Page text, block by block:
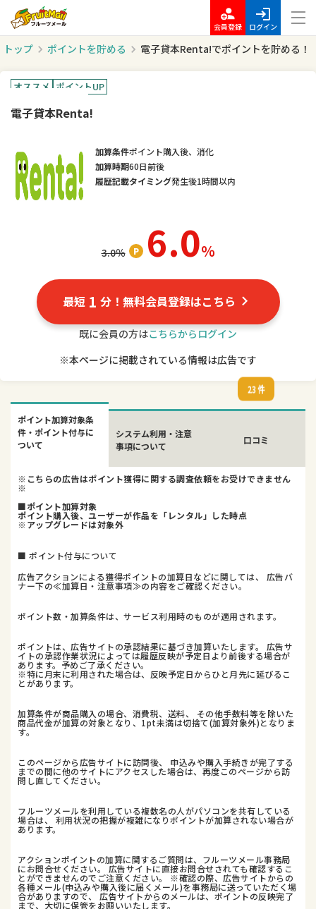
会員登録 ログイン
トップ ポイントを貯める 電子貸本Renta!でポイントを貯める！
オススメ ポイントUP
電子貸本Renta!
3.0％ 6.0％
加算条件ポイント購入後、消化
加算時期60日前後
履歴記載タイミング発生後1時間以内
最短 1 分！無料会員登録はこちら
既に会員の方はこちらからログイン
※本ページに掲載されている情報は広告です
ポイント加算対象条
件・ポイント付与に
ついて
システム利用・注意
事項について
口コミ
23 件
※こちらの広告はポイント獲得に関する調査依頼をお受けできません
※
■ポイント加算対象
ポイント購入後、ユーザーが作品を「レンタル」した時点
※アップグレードは対象外
■ ポイント付与について
広告アクションによる獲得ポイントの加算日などに関しては、 広告バ
ナー下の≪加算日・注意事項≫の内容をご確認ください。
ポイント数・加算条件は、サービス利用時のものが適用されます。
ポイントは、広告サイトの承認結果に基づき加算いたします。 広告サ
イトの承認作業状況によっては履歴反映が予定日より前後する場合が
あります。予めご了承ください。
※特に月末に利用された場合は、反映予定日からひと月先に延びるこ
とがあります。
加算条件が商品購入の場合、消費税、送料、 その他手数料等を除いた
商品代金が加算の対象となり、1pt未満は切捨て(加算対象外)となりま
す。
このページから広告サイトに訪問後、 申込みや購入手続きが完了する
までの間に他のサイトにアクセスした場合は、再度このページから訪
問し直してください。
フルーツメールを利用している複数名の人がパソコンを共有している
場合は、 利用状況の把握が複雑になりポイントが加算されない場合が
あります。
アクションポイントの加算に関するご質問は、フルーツメール事務局
にお問合せください。 広告サイトに直接お問合せされても確認するこ
とができませんのでご注意ください。 ※確認の際、広告サイトからの
各種メール(申込みや購入後に届くメール)を事務局に送っていただく場
合がありますので、 広告サイトからのメールは、ポイントの反映完了
まで、大切に保管をお願いいたします。